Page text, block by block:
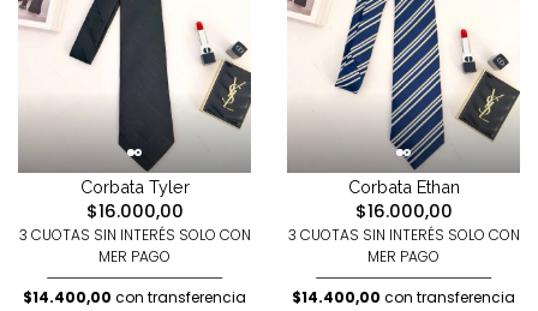
Corbata Tyler
$16.000,00
3 CUOTAS SIN INTERÉS SOLO CON
MER PAGO
$14.400,00 con transferencia
Corbata Ethan
$16.000,00
3 CUOTAS SIN INTERÉS SOLO CON
MER PAGO
$14.400,00 con transferencia